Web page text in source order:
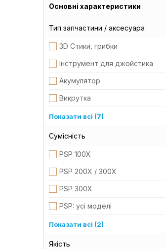
HONGYOU
Batmax
Основні характеристики
Тип запчастини / аксесуара
3D Стики, грибки
Інструмент для джойстика
Акумулятор
Викрутка
Дисплей
З/П, кабелі, перехідники
Карта пам'яті
Кнопки, бампери, курки
Корпус приставки
Плати
Показати всі (7)
Сумісність
PSP 100X
PSP 200X / 300X
PSP 300X
PSP: усі моделі
Xbox, Playstation
Показати всі (2)
Якість